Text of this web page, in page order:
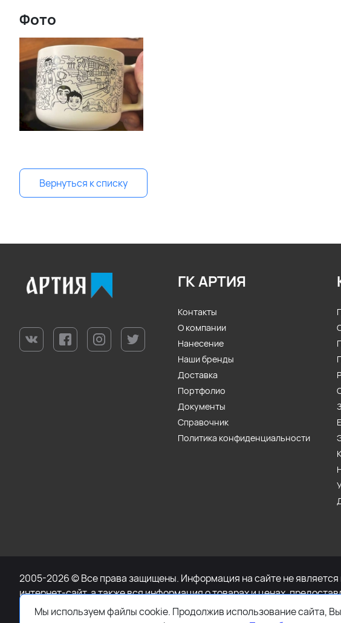
Фото
Вернуться к списку
ГК АРТИЯ
Контакты
О компании
Нанесение
Наши бренды
Доставка
Портфолио
Документы
Справочник
Политика конфиденциальности
2005-2026 © Все права защищены. Информация на сайте не
интернет-сайт, а также вся информация о товарах и ценах,
при каких условиях не является публичной офертой, определяемой
Мы используем файлы cookie. Продолжив использование сайта,